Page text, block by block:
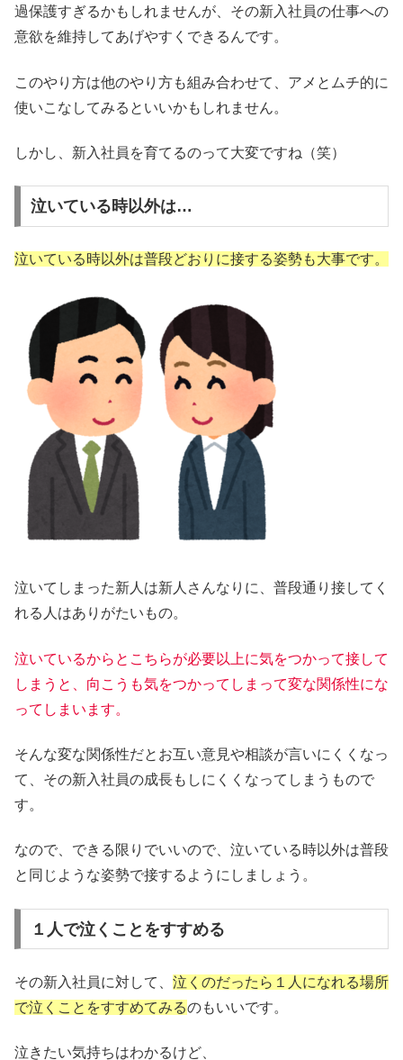
過保護すぎるかもしれませんが、その新入社員の仕事への
意欲を維持してあげやすくできるんです。
このやり方は他のやり方も組み合わせて、アメとムチ的に
使いこなしてみるといいかもしれません。
しかし、新入社員を育てるのって大変ですね（笑）
泣いている時以外は…
泣いている時以外は普段どおりに接する姿勢も大事です。
泣いてしまった新人は新人さんなりに、普段通り接してく
れる人はありがたいもの。
泣いているからとこちらが必要以上に気をつかって接して
しまうと、向こうも気をつかってしまって変な関係性にな
ってしまいます。
そんな変な関係性だとお互い意見や相談が言いにくくなっ
て、その新入社員の成長もしにくくなってしまうもので
す。
なので、できる限りでいいので、泣いている時以外は普段
と同じような姿勢で接するようにしましょう。
１人で泣くことをすすめる
その新入社員に対して、 泣くのだったら１人になれる場所
で泣くことをすすめてみるのもいいです。
泣きたい気持ちはわかるけど、